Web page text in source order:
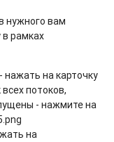
нужного вам
в рамках
нажать на карточку
потоков,
- нажмите на
на